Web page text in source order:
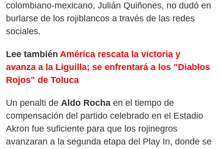
colombiano-mexicano, Julián Quiñones, no dudó en
burlarse de los rojiblancos a través de las redes
sociales.
Lee también América rescata la victoria y
avanza a la Liguilla; se enfrentará a los "Diablos
Rojos" de Toluca
Un penalti de Aldo Rocha en el tiempo de
compensación del partido celebrado en el Estadio
Akron fue suficiente para que los rojinegros
avanzaran a la segunda etapa del Play In, donde se